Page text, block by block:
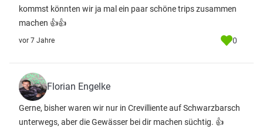
kommst könnten wir ja mal ein paar schöne trips zusammen
machen 👍👍
vor 7 Jahre 0
Florian Engelke
Gerne, bisher waren wir nur in Crevilliente auf Schwarzbarsch
unterwegs, aber die Gewässer bei dir machen süchtig. 👍